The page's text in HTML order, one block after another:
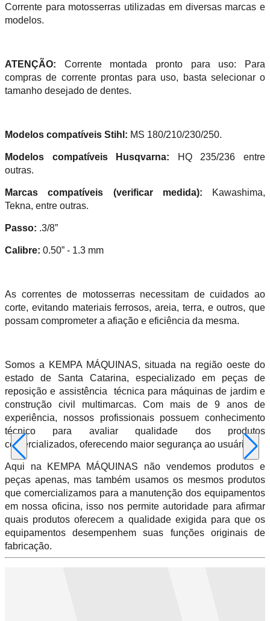
Corrente para motosserras utilizadas em diversas marcas e
modelos.
ATENÇÃO: Corrente montada pronto para uso: Para
compras de corrente prontas para uso, basta selecionar o
tamanho desejado de dentes.
Modelos compatíveis Stihl: MS 180/210/230/250.
Modelos compatíveis Husqvarna: HQ 235/236 entre
outras.
Marcas compatíveis (verificar medida):
Kawashima,
Tekna, entre outras.
Passo: .3/8”
Calibre: 0.50” - 1.3 mm
As correntes de motosserras necessitam de cuidados ao
corte, evitando materiais ferrosos, areia, terra, e outros, que
possam comprometer a afiação e eficiência da mesma.
Somos a KEMPA MÁQUINAS, situada na região oeste do
estado de Santa Catarina, especializado em peças de
reposição e assistência técnica para máquinas de jardim e
construção civil multimarcas. Com mais de 9 anos de
experiência, nossos profissionais possuem conhecimento
técnico para avaliar qualidade dos produtos
comercializados, oferecendo maior segurança ao usuário.
Aqui na KEMPA MÁQUINAS não vendemos produtos e
peças apenas, mas também usamos os mesmos produtos
que comercializamos para a manutenção dos equipamentos
em nossa oficina, isso nos permite autoridade para afirmar
quais produtos oferecem a qualidade exigida para que os
equipamentos desempenhem suas funções originais de
fabricação.